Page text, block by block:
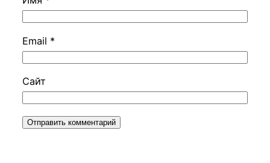
Email *
Сайт